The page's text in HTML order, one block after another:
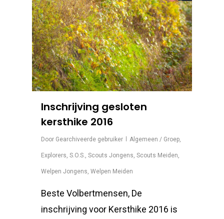
Inschrijving gesloten
kersthike 2016
Door Gearchiveerde gebruiker Algemeen / Groep,
Explorers, S.O.S., Scouts Jongens, Scouts Meiden,
Welpen Jongens, Welpen Meiden
Beste Volbertmensen, De
inschrijving voor Kersthike 2016 is